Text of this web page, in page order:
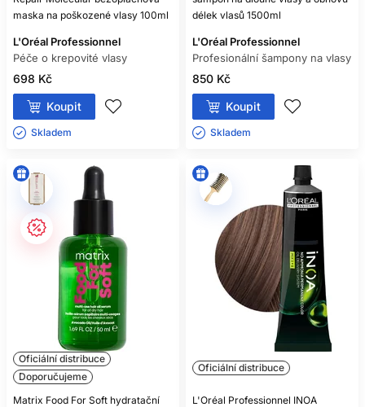
maska ​​na poškozené vlasy 100ml
L'Oréal Professionnel
Péče o krepovité vlasy
698 Kč
Koupit
Skladem ㅤ
délek vlasů 1500ml
L'Oréal Professionnel
Profesionální šampony na vlasy
850 Kč
Koupit
Skladem ㅤ
Oficiální distribuce
Doporučujeme
Matrix Food For Soft hydratační
Oficiální distribuce
L'Oréal Professionnel INOA